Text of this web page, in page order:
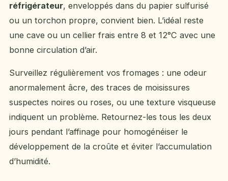
réfrigérateur, enveloppés dans du papier sulfurisé
ou un torchon propre, convient bien. L’idéal reste
une cave ou un cellier frais entre 8 et 12°C avec une
bonne circulation d’air.
Surveillez régulièrement vos fromages : une odeur
anormalement âcre, des traces de moisissures
suspectes noires ou roses, ou une texture visqueuse
indiquent un problème. Retournez-les tous les deux
jours pendant l’affinage pour homogénéiser le
développement de la croûte et éviter l’accumulation
d’humidité.